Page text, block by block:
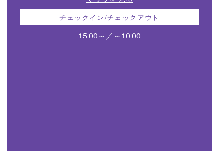
チェックイン/チェックアウト
15:00～／～10:00